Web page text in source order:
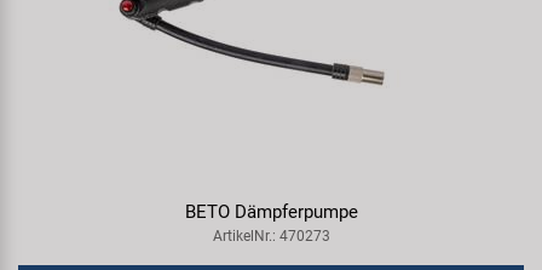
BETO Dämpferpumpe
ArtikelNr.: 470273